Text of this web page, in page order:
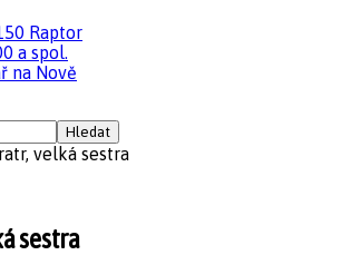
Raptor
a spol.
na Nově
velká sestra
sestra